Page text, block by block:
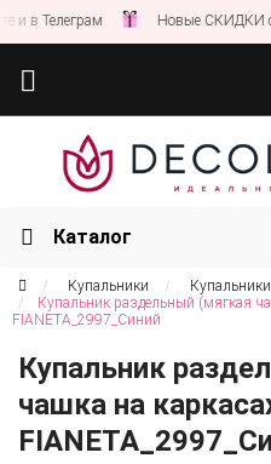
Новые СКИДКИ совсем
Каталог
Купальники
Купальник раздельный (мягкая
FIANETA_2997_Синий
Купальник
чашка на